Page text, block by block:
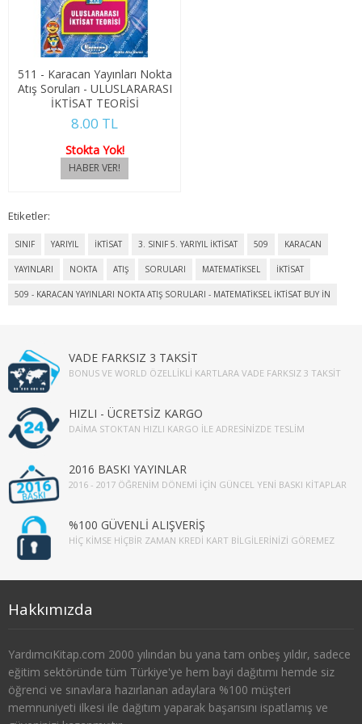
3. SINIF 5. YARIYIL MALİYE
3. SINIF 6. YARIYIL MALİYE
4. SINIF 7. YARIYIL MALİYE
4. SINIF 8. YARIYIL MALİYE
ÇALIŞMA EKO. VE END. İLİŞ.
2. SINIF 3. YARIYIL ÇEKO
2. SINIF 4. YARIYIL ÇEKO
3. SINIF 6. YARIYIL ÇEKO
4. SINIF 7. YARIYIL ÇEKO
4. SINIF 8. YARIYIL ÇEKO
ULUSLARARASI İLİŞKİLER
1. SINIF 1. YARIYIL ULUSLARARASI İLŞ
1. SINIF 2. YARIYIL ULUSLARARASI İLŞ
3. SINIF 5. YARIYIL ULUSLARARASI İLŞ
3. SINIF 6. YARIYIL ULUSLARARASI İLŞ
511 - Karacan Yayınları Nokta
Atış Soruları - ULUSLARARASI
İKTİSAT TEORİSİ
8.00 TL
Stokta Yok!
Etiketler:
SINIF YARIYIL İKTİSAT 3. SINIF 5. YARIYIL İKTİSAT 509 KARACAN
YAYINLARI NOKTA ATIŞ SORULARI MATEMATİKSEL İKTİSAT
509 - KARACAN YAYINLARI NOKTA ATIŞ SORULARI - MATEMATİKSEL İKTİSAT BUY IN
VADE FARKSIZ 3 TAKSİT
BONUS VE WORLD ÖZELLIKLI KARTLARA VADE FARKSIZ 3 TAKSIT
HIZLI - ÜCRETSİZ KARGO
DAIMA STOKTAN HIZLI KARGO İLE ADRESINIZDE TESLIM
2016 BASKI YAYINLAR
2016 - 2017 ÖĞRENIM DÖNEMI İÇIN GÜNCEL YENI BASKI KITAPLAR
%100 GÜVENLİ ALIŞVERİŞ
HIÇ KIMSE HIÇBIR ZAMAN KREDI KART BILGILERINIZI GÖREMEZ
Hakkımızda
YardımcıKitap.com 2000 yılından bu yana tam onbeş yıldır, sadece
eğitim sektöründe tüm Türkiye'ye hem bayi dağıtımı hemde siz
öğrenci ve sınavlara hazırlanan adaylara %100 müşteri
memnuniyeti ilkesi ile dağıtım yaparak başarısını ispatlamış ve